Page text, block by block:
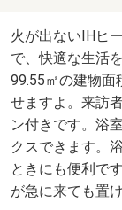
火が出ないIHヒ
で、快適な生活
99.55㎡の建物面
せますよ。来訪
ン付きです。浴
クスできます。
ときにも便利で
が急に来ても置け